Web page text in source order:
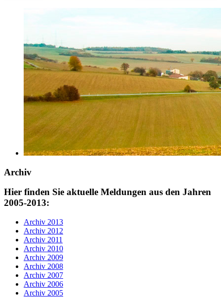
Archiv
Hier finden Sie aktuelle Meldungen aus den Jahren
2005-2013:
Archiv 2013
Archiv 2012
Archiv 2011
Archiv 2010
Archiv 2009
Archiv 2008
Archiv 2007
Archiv 2006
Archiv 2005